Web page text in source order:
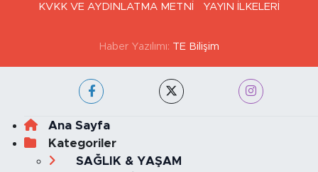
KVKK VE AYDINLATMA METNİ
YAYIN İLKELERİ
Haber Yazılımı: TE Bilişim
Ana Sayfa
Kategoriler
SAĞLIK & YAŞAM